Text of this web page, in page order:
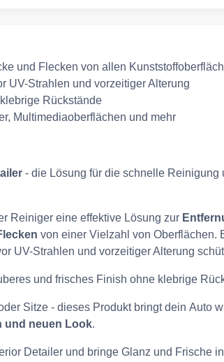
und Flecken von allen
UV-Strahlen und vorzeitiger Alterung
Rückstände
Multimediaoberflächen und mehr
- die Lösung für die schnelle Reinigung
Reiniger eine effektive Lösung zur
von einer Vielzahl von Oberflächen.
UV-Strahlen und vorzeitiger Alterung
und frisches Finish ohne klebrige
Sitze - dieses Produkt bringt dein Auto
und neuen Look.
Detailer und bringe Glanz und Frische